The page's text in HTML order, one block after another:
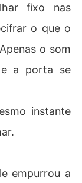
fixo nas
o que o
o som
e a porta se
instante
empurrou a